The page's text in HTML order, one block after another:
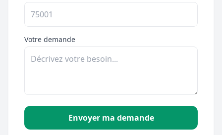
Votre demande
Envoyer ma demande